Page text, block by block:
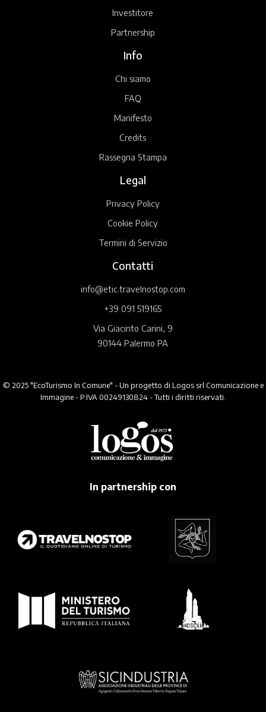
Investitore
Partnership
Info
Chi siamo
FAQ
Manifesto
Credits
Rassegna Stampa
Legal
Privacy Policy
Cookie Policy
Termini di Servizio
Contatti
info@etic.travelnostop.com
+39 091 519165
Via Giacinto Carini, 9
90144 Palermo PA
© 2025 "EcoTurismo In Comune" - Un progetto di Logos srl Comunicazione e
Immagine - P.IVA 00249130824 - Tutti i diritti riservati.
In partnership con